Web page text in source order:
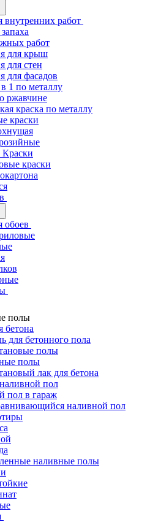
внутренних работ
запаха
работ
для крыш
для стен
для фасадов
1 по металлу
ржавчине
краска по металлу
краски
краски
обоев
полы
бетона
для бетонного пола
полы
полы
лак для бетона
пол
пол в гараж
наливной пол
наливные полы